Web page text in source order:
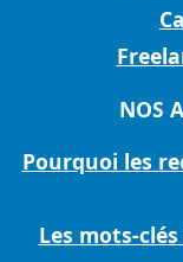
NOS
Pourquoi les
Les mots-